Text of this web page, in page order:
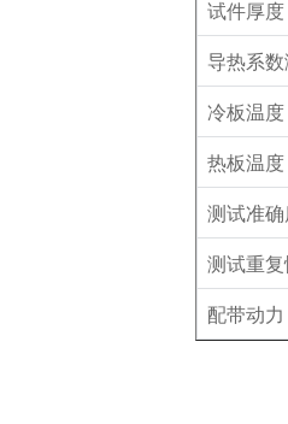
试件厚度
导热系
冷板温度
热板温度
测试准确
测试重复
配带动力